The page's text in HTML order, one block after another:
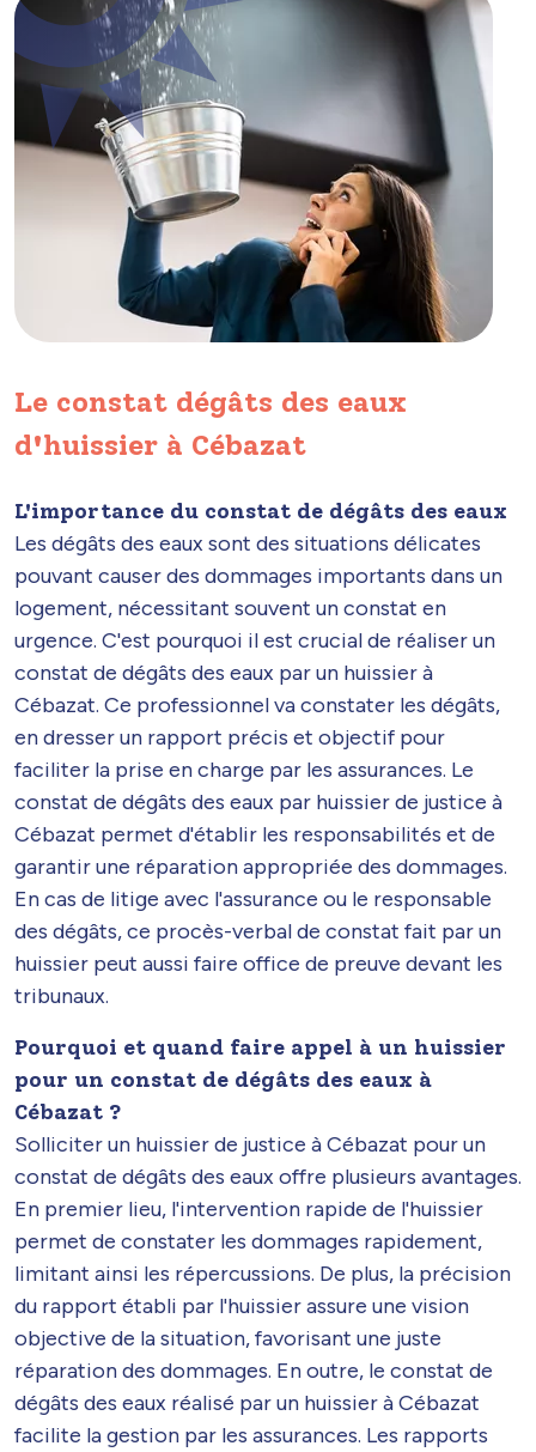
Le constat dégâts des eaux
d'huissier à Cébazat
L'importance du constat de dégâts des eaux
Les dégâts des eaux sont des situations délicates
pouvant causer des dommages importants dans un
logement, nécessitant souvent un constat en
urgence. C'est pourquoi il est crucial de réaliser un
constat de dégâts des eaux par un huissier à
Cébazat. Ce professionnel va constater les dégâts,
en dresser un rapport précis et objectif pour
faciliter la prise en charge par les assurances. Le
constat de dégâts des eaux par huissier de justice à
Cébazat permet d'établir les responsabilités et de
garantir une réparation appropriée des dommages.
En cas de litige avec l'assurance ou le responsable
des dégâts, ce procès-verbal de constat fait par un
huissier peut aussi faire office de preuve devant les
tribunaux.
Pourquoi et quand faire appel à un huissier
pour un constat de dégâts des eaux à
Cébazat ?
Solliciter un huissier de justice à Cébazat pour un
constat de dégâts des eaux offre plusieurs avantages.
En premier lieu, l'intervention rapide de l'huissier
permet de constater les dommages rapidement,
limitant ainsi les répercussions. De plus, la précision
du rapport établi par l'huissier assure une vision
objective de la situation, favorisant une juste
réparation des dommages. En outre, le constat de
dégâts des eaux réalisé par un huissier à Cébazat
facilite la gestion par les assurances. Les rapports